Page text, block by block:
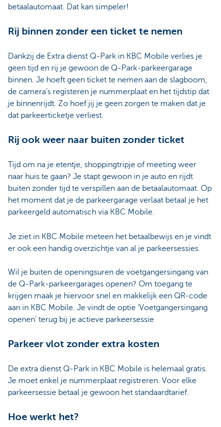
betaalautomaat. Dat kan simpeler!
Rij binnen zonder een ticket te nemen
Dankzij de Extra dienst Q-Park in KBC Mobile verlies je
geen tijd en rij je gewoon de Q-Park-parkeergarage
binnen. Je hoeft geen ticket te nemen aan de slagboom,
de camera’s registeren je nummerplaat en het tijdstip dat
je binnenrijdt. Zo hoef jij je geen zorgen te maken dat je
dat parkeerticketje verliest.
Rij ook weer naar buiten zonder ticket
Tijd om na je etentje, shoppingtripje of meeting weer
naar huis te gaan? Je stapt gewoon in je auto en rijdt
buiten zonder tijd te verspillen aan de betaalautomaat. Op
het moment dat je de parkeergarage verlaat betaal je het
parkeergeld automatisch via KBC Mobile.
Je ziet in KBC Mobile meteen het betaalbewijs en je vindt
er ook een handig overzichtje van al je parkeersessies.
Wil je buiten de openingsuren de voetgangersingang van
de Q-Park-parkeergarages openen? Om toegang te
krijgen maak je hiervoor snel en makkelijk een QR-code
aan in KBC Mobile. Je vindt de optie ‘Voetgangersingang
openen’ terug bij je actieve parkeersessie
Parkeer vlot zonder extra kosten
De extra dienst Q-Park in KBC Mobile is helemaal gratis.
Je moet enkel je nummerplaat registreren. Voor elke
parkeersessie betaal je gewoon het standaardtarief.
Hoe werkt het?